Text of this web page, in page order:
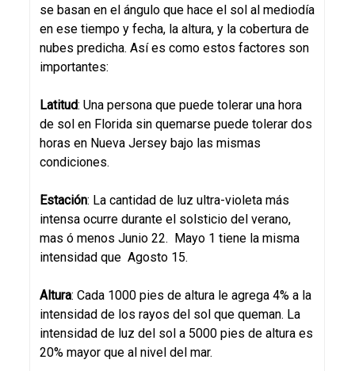
se basan en el ángulo que hace el sol al mediodía
en ese tiempo y fecha, la altura, y la cobertura de
nubes predicha. Así es como estos factores son
importantes:
Latitud: Una persona que puede tolerar una hora
de sol en Florida sin quemarse puede tolerar dos
horas en Nueva Jersey bajo las mismas
condiciones.
Estación: La cantidad de luz ultra-violeta más
intensa ocurre durante el solsticio del verano,
mas ó menos Junio 22. Mayo 1 tiene la misma
intensidad que Agosto 15.
Altura: Cada 1000 pies de altura le agrega 4% a la
intensidad de los rayos del sol que queman. La
intensidad de luz del sol a 5000 pies de altura es
20% mayor que al nivel del mar.